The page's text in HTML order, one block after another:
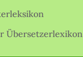
Übersetzerlexikon